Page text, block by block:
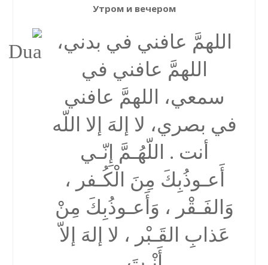
Утром и вечером
اللهمَّ عافني في بدني،
اللهمَّ عافني في
سمعي، اللهمَّ عافني
في بصري، لا إلهَ إلا اللّه
أنت . اللّهُـمَّ إِنّـي
أَعـوذُبِكَ مِنَ الْكُـفر ،
وَالفَـقْر ، وَأَعـوذُبِكَ مِنْ
عَذابِ القَـبْر ، لا إلهَ إلاّ